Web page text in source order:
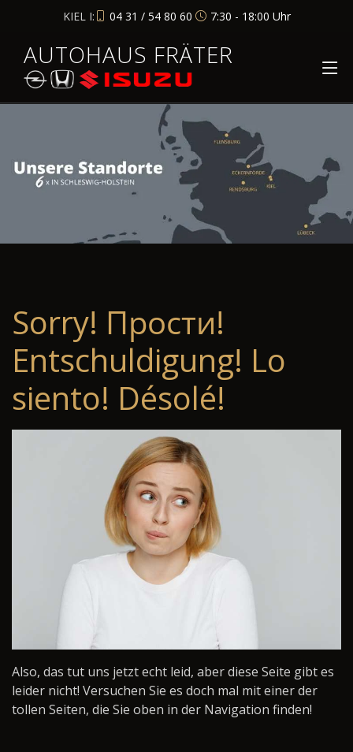
KIEL I: 04 31 / 54 80 60 7:30 - 18:00 Uhr
AUTOHAUS FRÄTER
Sorry! Прости!
Entschuldigung! Lo
siento! Désolé!
Also, das tut uns jetzt echt leid, aber diese Seite gibt es
leider nicht! Versuchen Sie es doch mal mit einer der
tollen Seiten, die Sie oben in der Navigation finden!